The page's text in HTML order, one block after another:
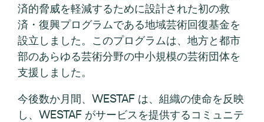
済的脅威を軽減するために設計された初の救
済・復興プログラムである地域芸術回復基金を
設立しました。このプログラムは、地方と都市
部のあらゆる芸術分野の中小規模の芸術団体を
支援しました。
今後数か月間、WESTAF は、組織の使命を反映
し、WESTAF がサービスを提供するコミュニテ